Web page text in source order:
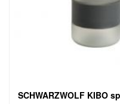
SCHWARZWOLF KIBO